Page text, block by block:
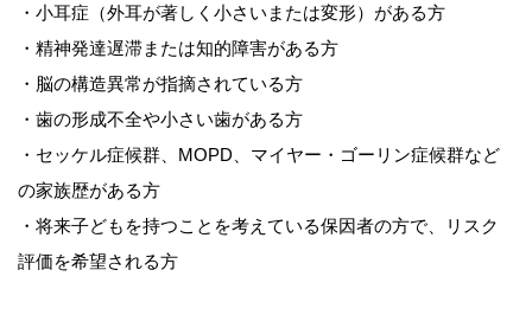
・小耳症（外耳が著しく小さいまたは変形）がある方
・精神発達遅滞または知的障害がある方
・脳の構造異常が指摘されている方
・歯の形成不全や小さい歯がある方
・セッケル症候群、MOPD、マイヤー・ゴーリン症候群など
の家族歴がある方
・将来子どもを持つことを考えている保因者の方で、リスク
評価を希望される方